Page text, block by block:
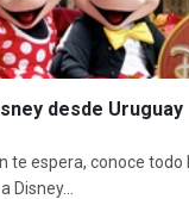
desde Uruguay
te espera, conoce
Disney...